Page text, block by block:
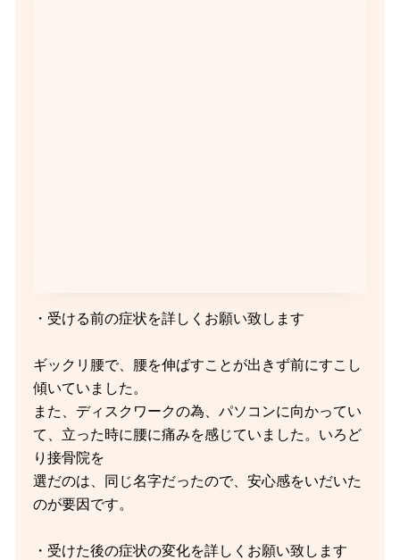
・受ける前の症状を詳しくお願い致します
ギックリ腰で、腰を伸ばすことが出きず前にすこし
傾いていました。
また、ディスクワークの為、パソコンに向かってい
て、立った時に腰に痛みを感じていました。いろど
り接骨院を
選だのは、同じ名字だったので、安心感をいだいた
のが要因です。
・受けた後の症状の変化を詳しくお願い致します